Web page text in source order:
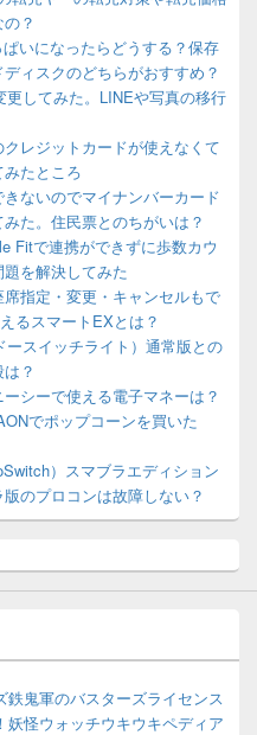
？
いになったらどうする？保存
ィスクのどちらがおすすめ？
してみた。LINEや写真の移行
レジットカードが使えなくて
たところ
ないのでマイナンバーカード
た。住民票とのちがいは？
Fitで連携ができずに歩数カウ
を解決してみた
指定・変更・キャンセルもで
るスマートEXとは？
スイッチライト）通常版との
？
シーで使える電子マネーは？
でポップコーンを買いた
）スマブラエディション
のプロコンは故障しない？
鉄鬼軍のバスターズライセンス
妖怪ウォッチウキウキペディア